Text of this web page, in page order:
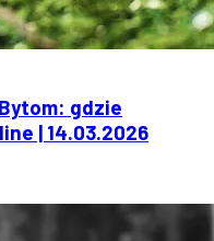
gdzie
| 14.03.2026